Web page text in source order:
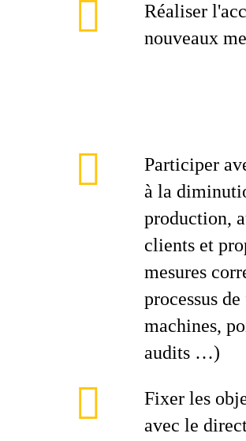
Réaliser
nouveaux
Participer
à la
production,
clients et
mesures
processus
machines,
audits …)
Fixer les
avec le